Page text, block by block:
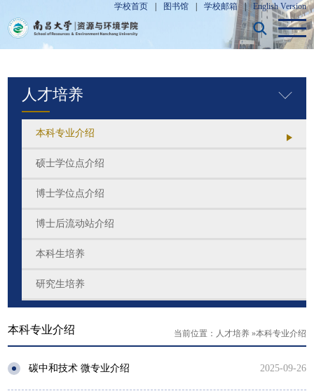
学校首页 图书馆 学校邮箱 English Version
人才培养
本科专业介绍
硕士学位点介绍
博士学位点介绍
博士后流动站介绍
本科生培养
研究生培养
本科专业介绍 当前位置： 人才培养 »本科专业介绍
碳中和技术 微专业介绍 2025-09-26